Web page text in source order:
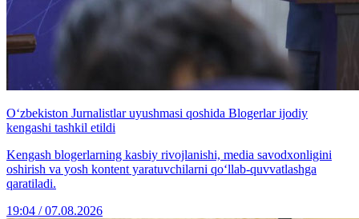
O‘zbekiston Jurnalistlar uyushmasi qoshida Blogerlar ijodiy
kengashi tashkil etildi
Kengash blogerlarning kasbiy rivojlanishi, media savodxonligini
oshirish va yosh kontent yaratuvchilarni qo‘llab-quvvatlashga
qaratiladi.
19:04 / 07.08.2026